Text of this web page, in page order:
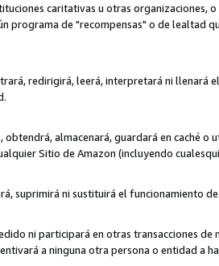
caritativas u otras organizaciones,
programa de "recompensas" o de lealtad
redirigirá, leerá, interpretará ni
obtendrá, almacenará, guardará en caché
Sitio de Amazon (incluyendo
suprimirá ni sustituirá el funcionamiento
ni participará en otras transacciones
a ninguna otra persona o entidad a